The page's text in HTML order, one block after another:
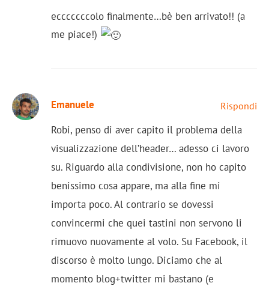
ecccccccolo finalmente…bè ben arrivato!! (a
me piace!)
Emanuele Rispondi
Robi, penso di aver capito il problema della
visualizzazione dell’header… adesso ci lavoro
su. Riguardo alla condivisione, non ho capito
benissimo cosa appare, ma alla fine mi
importa poco. Al contrario se dovessi
convincermi che quei tastini non servono li
rimuovo nuovamente al volo. Su Facebook, il
discorso è molto lungo. Diciamo che al
momento blog+twitter mi bastano (e